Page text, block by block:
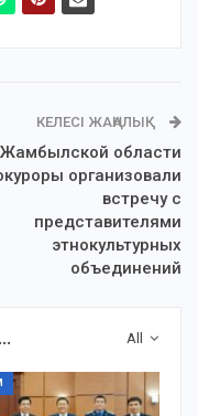
КЕЛЕСІ ЖАҢАЛЫҚ
области
организовали
встречу с
представителями
этнокультурных
объединений
All